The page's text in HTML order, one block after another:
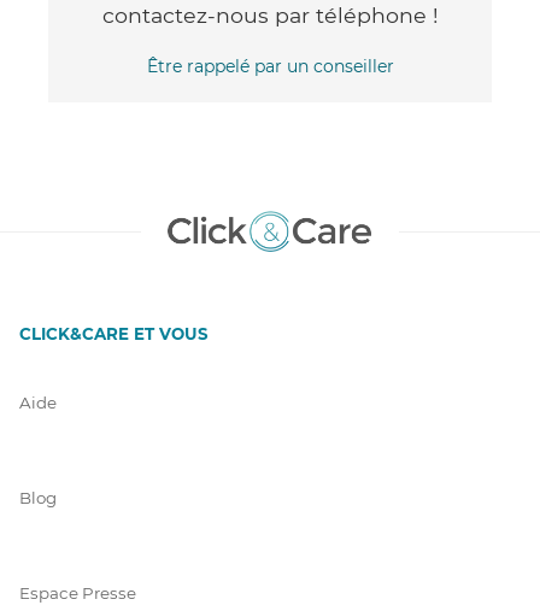
contactez-nous par téléphone !
Être rappelé par un conseiller
CLICK&CARE ET VOUS
Aide
Blog
Espace Presse